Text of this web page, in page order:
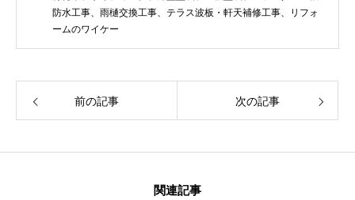
防水工事、雨樋交換工事、テラス波板・軒天補修工事、リフォ
ームのワイケー
前の記事 次の記事
関連記事